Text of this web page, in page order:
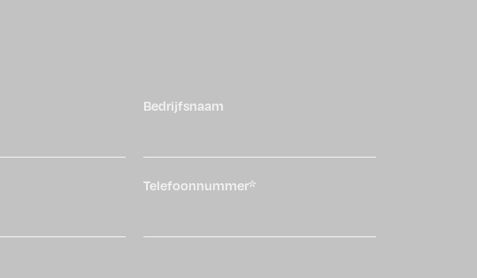
Bedrijfsnaam
Telefoonnummer*